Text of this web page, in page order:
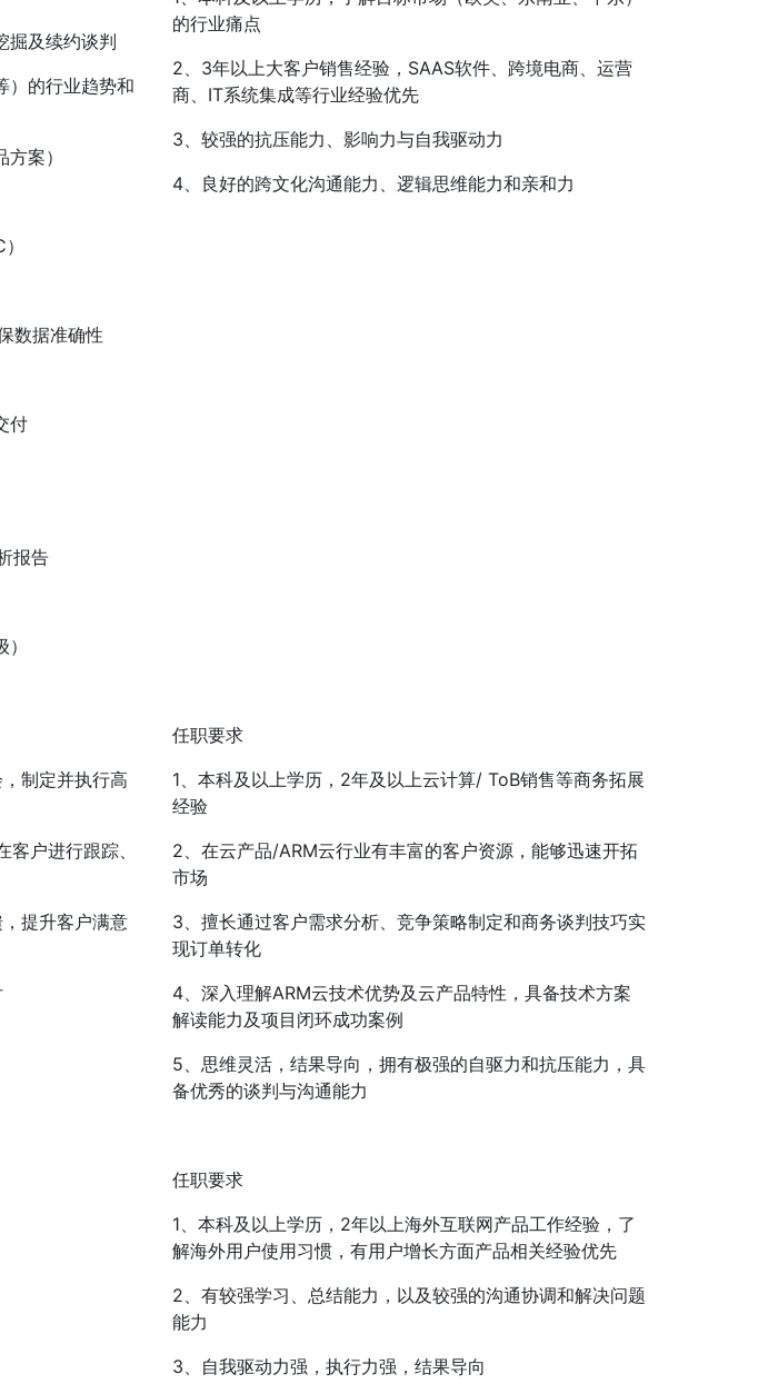
掘及续约谈判
）的行业趋势和
案）
数据准确性
付
报告
的行业痛点
2、3年以上大客户销售经验，SAAS软件、跨境电商、运营
商、IT系统集成等行业经验优先
3、较强的抗压能力、影响力与自我驱动力
4、良好的跨文化沟通能力、逻辑思维能力和亲和力
制定并执行高
户进行跟踪、
提升客户满意
任职要求
1、本科及以上学历，2年及以上云计算/ ToB销售等商务拓展
经验
2、在云产品/ARM云行业有丰富的客户资源，能够迅速开拓
市场
3、擅长通过客户需求分析、竞争策略制定和商务谈判技巧实
现订单转化
4、深入理解ARM云技术优势及云产品特性，具备技术方案
解读能力及项目闭环成功案例
5、思维灵活，结果导向，拥有极强的自驱力和抗压能力，具
备优秀的谈判与沟通能力
任职要求
1、本科及以上学历，2年以上海外互联网产品工作经验，了
解海外用户使用习惯，有用户增长方面产品相关经验优先
2、有较强学习、总结能力，以及较强的沟通协调和解决问题
能力
3、自我驱动力强，执行力强，结果导向